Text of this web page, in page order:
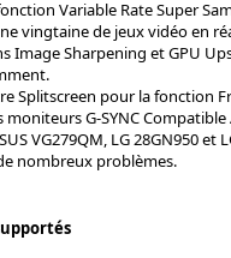
Variable Rate Super
vingtaine de jeux vidéo en
Image Sharpening et GPU
Splitscreen pour la fonction
G-SYNC Compatible
VG279QM, LG 28GN950 et
nombreux problèmes.